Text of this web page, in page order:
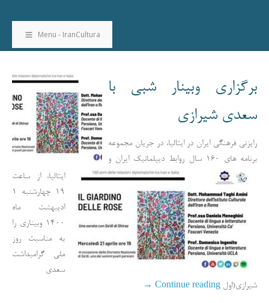
Menu - IranCultura
برگزاری وبینار شبی با
سعدی شیرازی
رایزنی فرهنگی ایران در ایتالیا، در جریان مجموعه
برنامه های 160 سال روابط دیپلماتیک ایران و
ایتالیا، از ساعت
19 چهارشنبه 1
ادیبهشت ماه
1400 وبیناری را
به مناسبت روز
ملی گرامیداشت
سعدی
شیرازی(اول Continue reading
→